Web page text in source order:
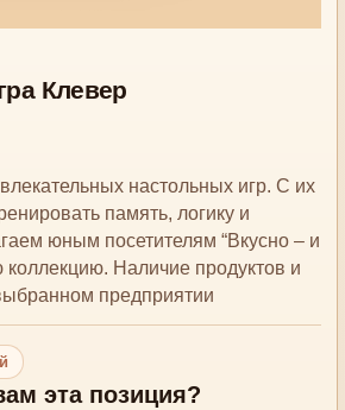
Клевер
настольных игр. С их
память, логику и
юным посетителям “Вкусно – и
коллекцию. Наличие продуктов и
предприятии
эта позиция?